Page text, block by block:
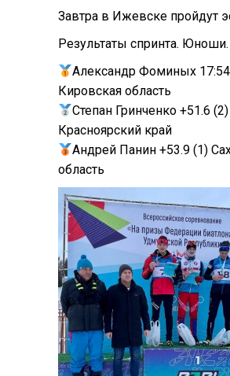
Завтра в Ижевске пройдут
Результаты спринта.
Александр Фоминых
Кировская область
Степан Гринченко +51.6 (2)
Красноярский край
Андрей Панин +53.9 (1)
область